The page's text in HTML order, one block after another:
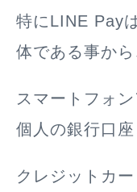
特にLINE Pay
体である事か
スマートフォ
個人の銀行口座
クレジットカ